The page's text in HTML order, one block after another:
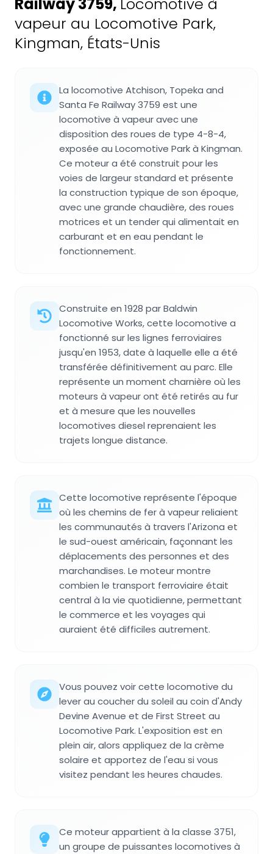
Railway 3759, Locomotive à
vapeur au Locomotive Park,
Kingman, États-Unis
La locomotive Atchison, Topeka and
Santa Fe Railway 3759 est une
locomotive à vapeur avec une
disposition des roues de type 4-8-4,
exposée au Locomotive Park à Kingman.
Ce moteur a été construit pour les
voies de largeur standard et présente
la construction typique de son époque,
avec une grande chaudière, des roues
motrices et un tender qui alimentait en
carburant et en eau pendant le
fonctionnement.
Construite en 1928 par Baldwin
Locomotive Works, cette locomotive a
fonctionné sur les lignes ferroviaires
jusqu'en 1953, date à laquelle elle a été
transférée définitivement au parc. Elle
représente un moment charnière où les
moteurs à vapeur ont été retirés au fur
et à mesure que les nouvelles
locomotives diesel reprenaient les
trajets longue distance.
Cette locomotive représente l'époque
où les chemins de fer à vapeur reliaient
les communautés à travers l'Arizona et
le sud-ouest américain, façonnant les
déplacements des personnes et des
marchandises. Le moteur montre
combien le transport ferroviaire était
central à la vie quotidienne, permettant
le commerce et les voyages qui
auraient été difficiles autrement.
Vous pouvez voir cette locomotive du
lever au coucher du soleil au coin d'Andy
Devine Avenue et de First Street au
Locomotive Park. L'exposition est en
plein air, alors appliquez de la crème
solaire et apportez de l'eau si vous
visitez pendant les heures chaudes.
Ce moteur appartient à la classe 3751,
un groupe de puissantes locomotives à